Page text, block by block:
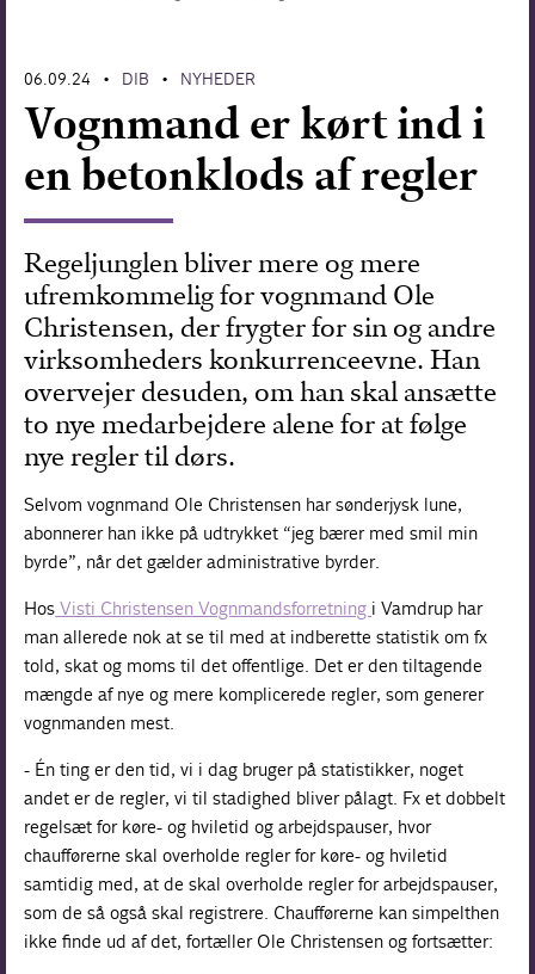
06.09.24 • DIB • NYHEDER
Vognmand er kørt ind i
en betonklods af regler
Regeljunglen bliver mere og mere
ufremkommelig for vognmand Ole
Christensen, der frygter for sin og andre
virksomheders konkurrenceevne. Han
overvejer desuden, om han skal ansætte
to nye medarbejdere alene for at følge
nye regler til dørs.
Selvom vognmand Ole Christensen har sønderjysk lune,
abonnerer han ikke på udtrykket “jeg bærer med smil min
byrde”, når det gælder administrative byrder.
Hos Visti Christensen Vognmandsforretning i Vamdrup har
man allerede nok at se til med at indberette statistik om fx
told, skat og moms til det offentlige. Det er den tiltagende
mængde af nye og mere komplicerede regler, som generer
vognmanden mest.
- Én ting er den tid, vi i dag bruger på statistikker, noget
andet er de regler, vi til stadighed bliver pålagt. Fx et dobbelt
regelsæt for køre- og hviletid og arbejdspauser, hvor
chaufførerne skal overholde regler for køre- og hviletid
samtidig med, at de skal overholde regler for arbejdspauser,
som de så også skal registrere. Chaufførerne kan simpelthen
ikke finde ud af det, fortæller Ole Christensen og fortsætter: